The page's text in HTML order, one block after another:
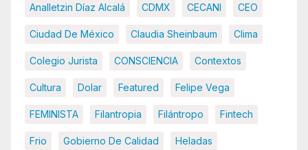
Analletzin Díaz Alcalá CDMX CECANI CEO
Ciudad De México Claudia Sheinbaum Clima
Colegio Jurista CONSCIENCIA Contextos
Cultura Dolar Featured Felipe Vega
FEMINISTA Filantropia Filántropo Fintech
Frio Gobierno De Calidad Heladas